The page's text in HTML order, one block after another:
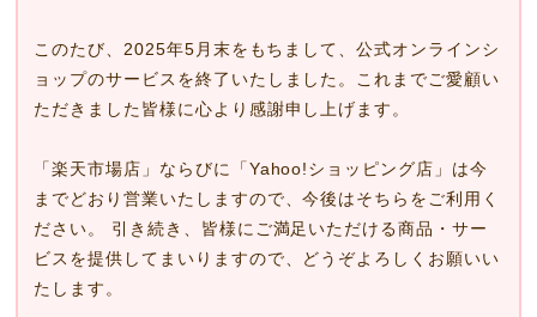
このたび、2025年5月末をもちまして、公式オンラインシ
ョップのサービスを終了いたしました。これまでご愛顧い
ただきました皆様に心より感謝申し上げます。
「楽天市場店」ならびに「Yahoo!ショッピング店」は今
までどおり営業いたしますので、今後はそちらをご利用く
ださい。 引き続き、皆様にご満足いただける商品・サー
ビスを提供してまいりますので、どうぞよろしくお願いい
たします。